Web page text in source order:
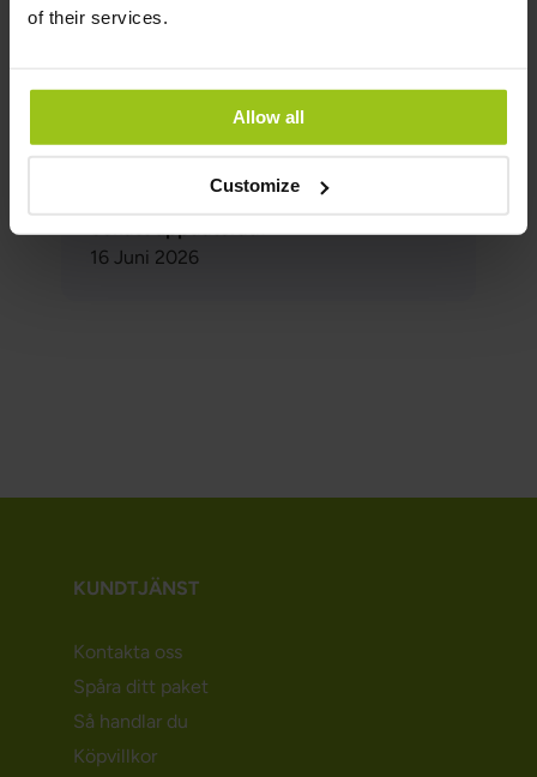
of their services.
Allow all
Customize
Greatlife.se ,Bäst på hälsa
Teresa Husén, Funktionsmedicinsk
Näringsterapeut
Senast uppdaterad:
16 Juni 2026
KUNDTJÄNST
Kontakta oss
Spåra ditt paket
Så handlar du
Köpvillkor